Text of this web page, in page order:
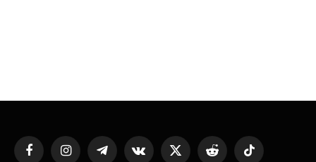
FacebookInstagramTelegramVKontakte
X
Reddit TikTok